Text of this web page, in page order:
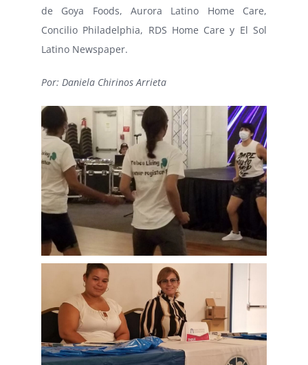
de Goya Foods, Aurora Latino Home Care,
Concilio Philadelphia, RDS Home Care y El Sol
Latino Newspaper.
Por: Daniela Chirinos Arrieta